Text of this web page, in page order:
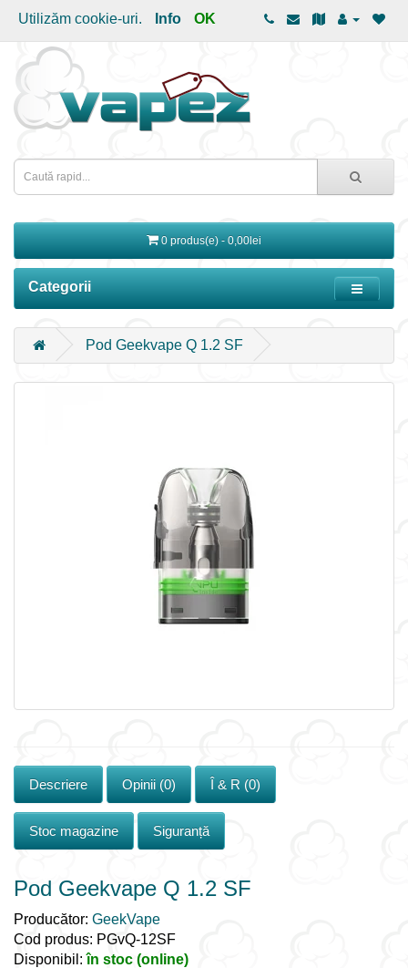
Utilizăm cookie-uri. Info OK
0 produs(e) - 0,00lei
Categorii
Pod Geekvape Q 1.2 SF
Descriere Opinii (0) Î & R (0)
Stoc magazine Siguranță
Pod Geekvape Q 1.2 SF
Producător: GeekVape
Cod produs: PGvQ-12SF
Disponibil:în stoc (online)